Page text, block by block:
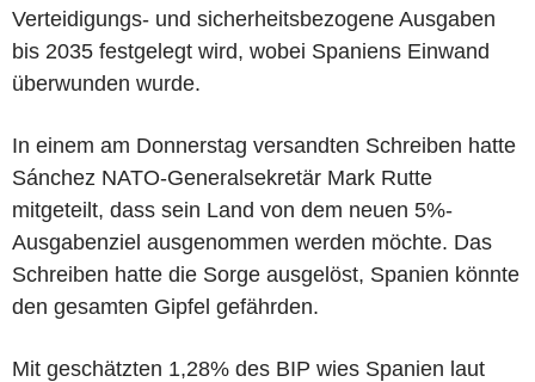
Verteidigungs- und sicherheitsbezogene Ausgaben
bis 2035 festgelegt wird, wobei Spaniens Einwand
überwunden wurde.
In einem am Donnerstag versandten Schreiben hatte
Sánchez NATO-Generalsekretär Mark Rutte
mitgeteilt, dass sein Land von dem neuen 5%-
Ausgabenziel ausgenommen werden möchte. Das
Schreiben hatte die Sorge ausgelöst, Spanien könnte
den gesamten Gipfel gefährden.
Mit geschätzten 1,28% des BIP wies Spanien laut